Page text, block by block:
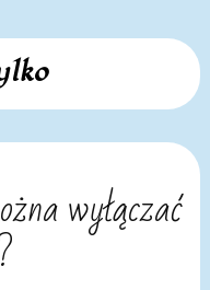
wyłączać